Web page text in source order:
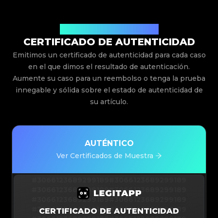
CERTIFICADO DE AUTENTICIDAD
Emitimos un certificado de autenticidad para cada caso
en el que dimos el resultado de autenticación.
Aumente su caso para un reembolso o tenga la prueba
innegable y sólida sobre el estado de autenticidad de
su artículo.
AUTÉNTICO
Ver Certificados de Muestra
#3066123689299189#3066123689299189
#3066123689299189#3066123689299189
#3066123689299189#3066123689299189
CERTIFICADO DE AUTENTICIDAD